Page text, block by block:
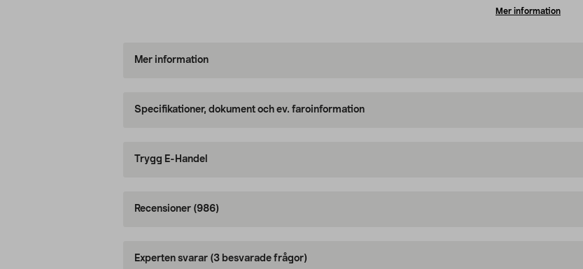
Mer information
Mer information
Specifikationer, dokument och ev. faroinformation
Trygg E-Handel
Recensioner (986)
Experten svarar (3 besvarade frågor)